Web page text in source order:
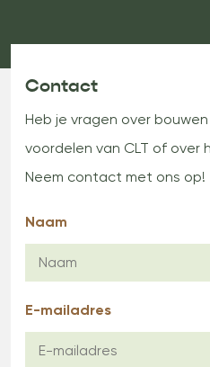
Contact
Heb je vragen over
voordelen van CLT of over
Neem contact met ons op!
Naam
E-mailadres